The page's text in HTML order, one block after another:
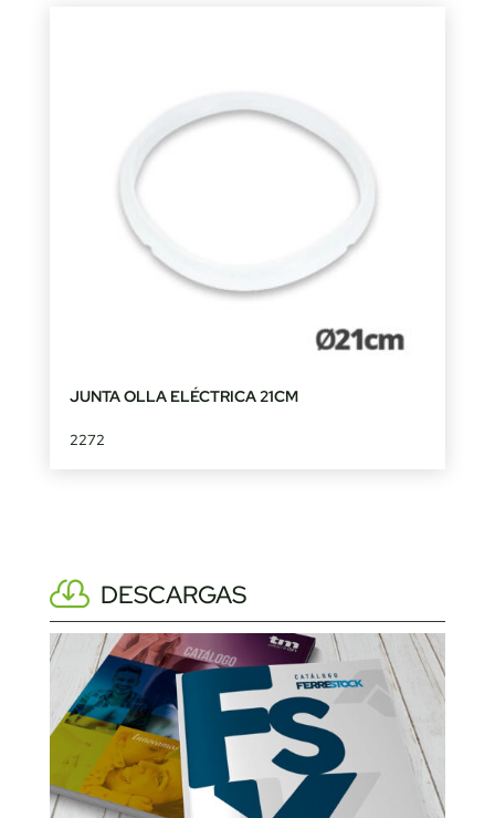
JUNTA OLLA ELÉCTRICA 21CM
2272
DESCARGAS